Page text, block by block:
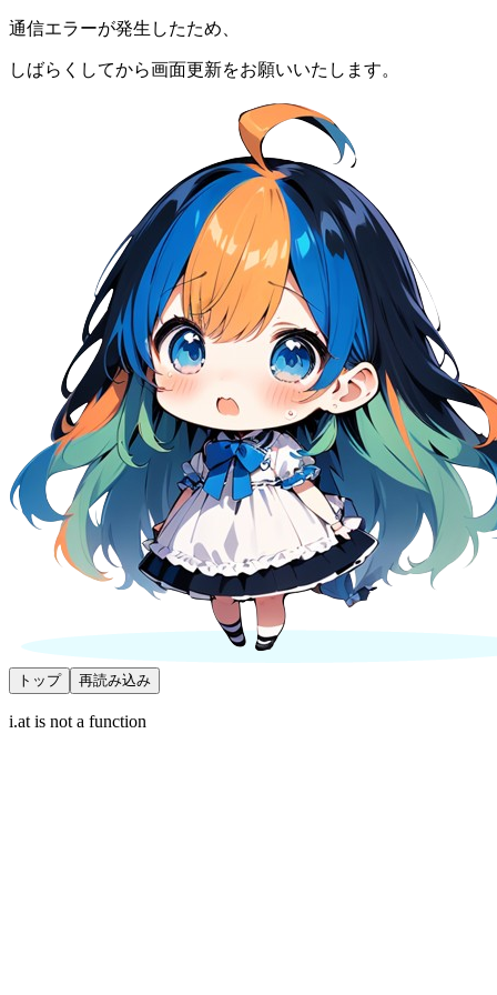
通信エラーが発生したため、
しばらくしてから画面更新をお願いいたします。
トップ 再読み込み
i.at is not a function